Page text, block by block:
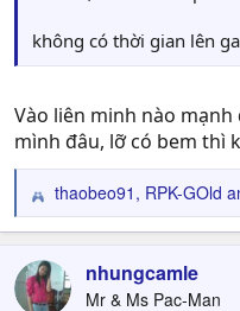
không có thời gian lên
Vào liên minh nào
mình đâu, lỡ có bem thì
R
e
c
t
thaobeo91 , RPK-GOld
nhungcamle
Mr & Ms Pac-Man